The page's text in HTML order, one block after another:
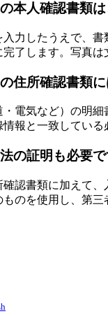
本人確認書類
力したうえで、
了します。写真
住所確認書類
電気など）の明
報と一致してい
の証明も必要で
認書類に加えて
のを使用し、第